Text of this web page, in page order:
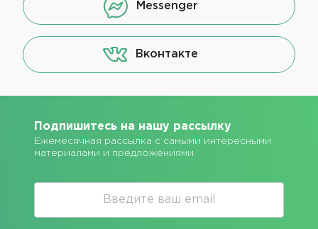
Messenger
Вконтакте
Подпишитесь на нашу рассылку
Ежемесячная рассылка с самыми интересными
материалами и предложениями